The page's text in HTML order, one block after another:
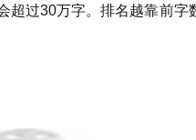
过30万字。排名越靠前